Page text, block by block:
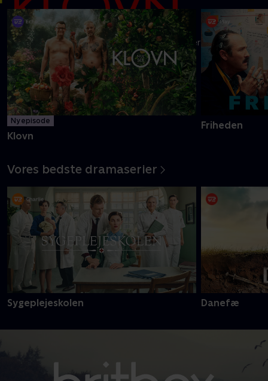
Danmarks pinligste makkerpar Frank og Casper navigerer livet
med tvivlsom succes
Mere info
Ny episode
Klovn
Friheden
Vores bedste dramaserier
Sygeplejeskolen Danefæ